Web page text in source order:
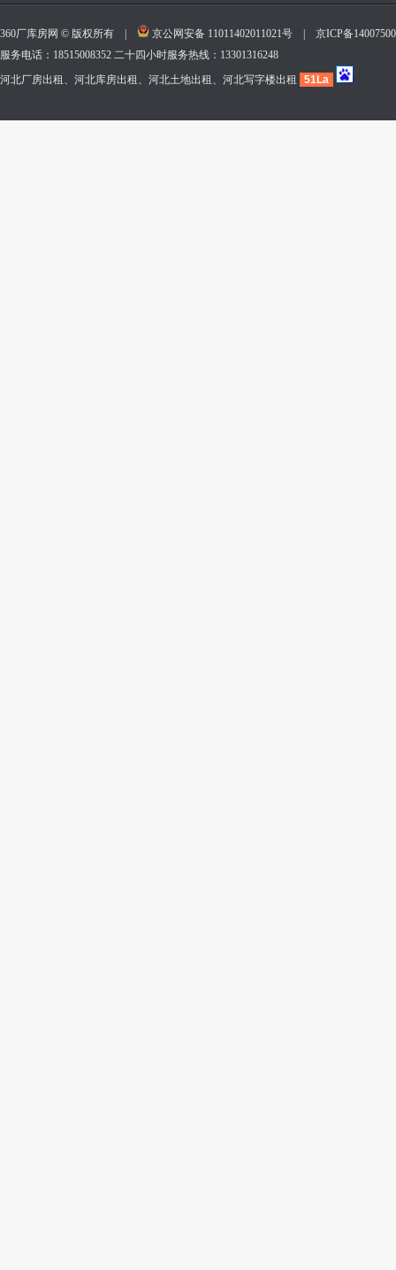
360厂库房网 © 版权所有 | 京公网安备 11011402011021号
京ICP备
服务电话：18515008352 二十四小时服务热线：13301316248
河北厂房出租、河北库房出租、河北土地出租、河北写字楼出租
51La